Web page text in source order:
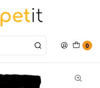
0
Míranos en Maps
de Cerdo Iberico 3kg